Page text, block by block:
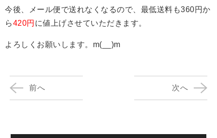
今後、メール便で送れなくなるので、最低送料も360円か
ら420円 に値上げさせていただきます。
よろしくお願いします。m(__)m
前へ 次へ